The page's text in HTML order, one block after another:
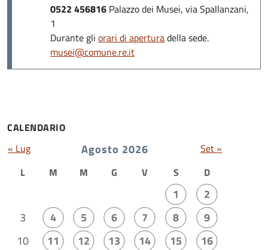
0522 456816 Palazzo dei Musei, via Spallanzani,
1
Durante gli orari di aperturadella sede.
musei@comune.re.it
CALENDARIO
Agosto 2026
L M M G V S D
1
2
3
4 5 6 7 8
9
10
11 12 13 14 15
16
« Lug Set »